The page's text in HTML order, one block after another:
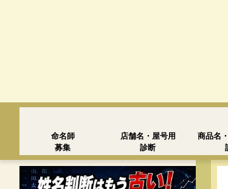
命名師
募集
店舗名・屋号用
診断
商品名